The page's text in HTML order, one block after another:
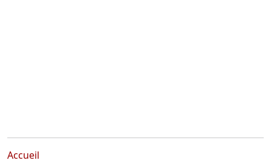
Accueil